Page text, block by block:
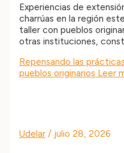
Experiencias de
charrúas en la región
taller con pueblos
otras instituciones,
Repensando las
pueblos originarios Leer
Udelar/ julio 28, 2026